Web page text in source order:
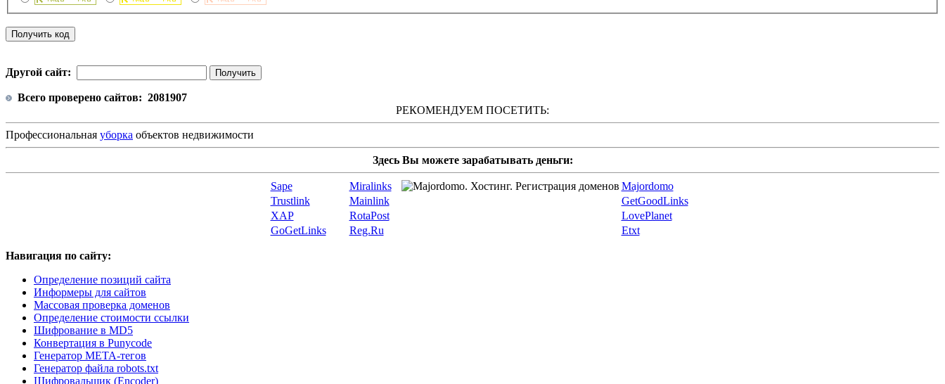
Другой сайт:
Всего проверено сайтов: 2081907
РЕКОМЕНДУЕМ ПОСЕТИТЬ:
Профессиональная уборка объектов недвижимости
Здесь Вы можете зарабатывать деньги:
Sape
Trustlink
XAP
GoGetLinks
Miralinks
Mainlink
RotaPost
Reg.Ru
Majordomo
GetGoodLinks
LovePlanet
Etxt
Навигация по сайту:
Определение позиций сайта
Информеры для сайтов
Массовая проверка доменов
Определение стоимости ссылки
Шифрование в MD5
Конвертация в Punycode
Генератор META-тегов
Генератор файла robots.txt
Шифровальщик (Encoder)